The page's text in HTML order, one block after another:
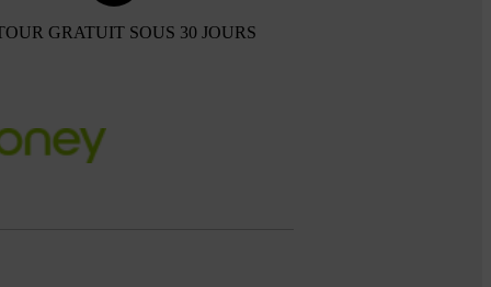
GRATUIT SOUS 30 JOURS